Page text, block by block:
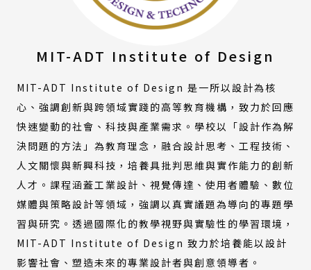
MIT-ADT Institute of Design
MIT-ADT Institute of Design 是一所以設計為核
心、強調創新與跨領域實踐的高等教育機構，致力於回應
快速變動的社會、科技與產業需求。學校以「設計作為解
決問題的方法」為教育理念，融合設計思考、工程技術、
人文關懷與新興科技，培養具批判思維與實作能力的創新
人才。課程涵蓋工業設計、視覺傳達、使用者體驗、數位
媒體與策略設計等領域，強調以真實議題為導向的專題學
習與研究。透過國際化的教學視野與實驗性的學習環境，
MIT-ADT Institute of Design 致力於培養能以設計
影響社會、塑造未來的專業設計者與創意領導者。